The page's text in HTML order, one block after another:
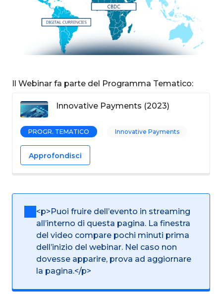
Il Webinar fa parte del Programma Tematico:
Innovative Payments (2023)
PROGR. TEMATICO Innovative Payments
Approfondisci
<p>Puoi fruire dell’evento in streaming
all’interno di questa pagina. La finestra
del video compare pochi minuti prima
dell’inizio del webinar. Nel caso non
dovesse apparire, prova ad aggiornare
la pagina.</p>